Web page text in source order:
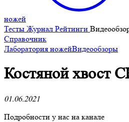
ножей
Тесты Журнал Рейтинги
Справочник
Лаборатория ножейВидеообзоры
Костяной хвост
01.06.2021
Подробности у нас на канале